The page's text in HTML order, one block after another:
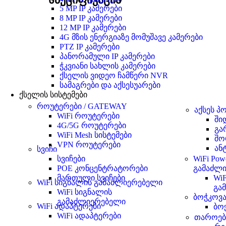
5 MP IP კამერები
8 MP IP კამერები
12 MP IP კამერები
4G მზის ენერგიაზე მომუშავე კამერები
PTZ IP კამერები
პანორამული IP კამერები
ჭკვიანი სახლის კამერები
ქსელის ვიდეო ჩამწერი NVR
სამაგრები და აქსესუარები
ქსელის სისტემები
როუტერები / GATEWAY
WiFi როუტერები
4G/5G როუტერები
WiFi Mesh სისტემები
VPN როუტერები
სვიჩი
სვიჩები
POE კონცენტრატორები
მართული სვიჩები
WiFi სიგნალის გამაძლიერებელი
WiFi სიგნალის
გამაძლიერებელი
WiFi ადაპტერები
WiFi ადაპტერები
აქსეს
WiFi